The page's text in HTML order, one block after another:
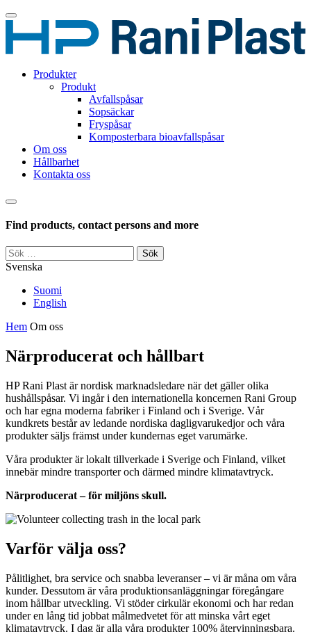
Skip
to
content
Produkter
Produkt
Avfallspåsar
Sopsäckar
Fryspåsar
Komposterbara bioavfallspåsar
Om oss
Hållbarhet
Kontakta oss
Haku
Find products, contact persons and more
Sök
efter:
Svenska
Suomi
English
Hem Om oss
Närproducerat och hållbart
HP Rani Plast är nordisk marknadsledare när det gäller olika
hushållspåsar. Vi ingår i den internationella koncernen Rani Group
och har egna moderna fabriker i Finland och i Sverige. Vår
kundkrets består av ledande nordiska dagligvarukedjor och våra
produkter säljs främst under kundernas eget varumärke.
Våra produkter är lokalt tillverkade i Sverige och Finland, vilket
innebär mindre transporter och därmed mindre klimatavtryck.
Närproducerat – för miljöns skull.
Varför välja oss?
Pålitlighet, bra service och snabba leveranser – vi är måna om våra
kunder. Dessutom är våra produktionsanläggningar föregångare
inom hållbar utveckling. Vi stöder cirkulär ekonomi och har redan
under en lång tid jobbat målmedvetet för att minska vårt eget
klimatavtryck. I dag är alla våra produkter 100% återvinningsbara.